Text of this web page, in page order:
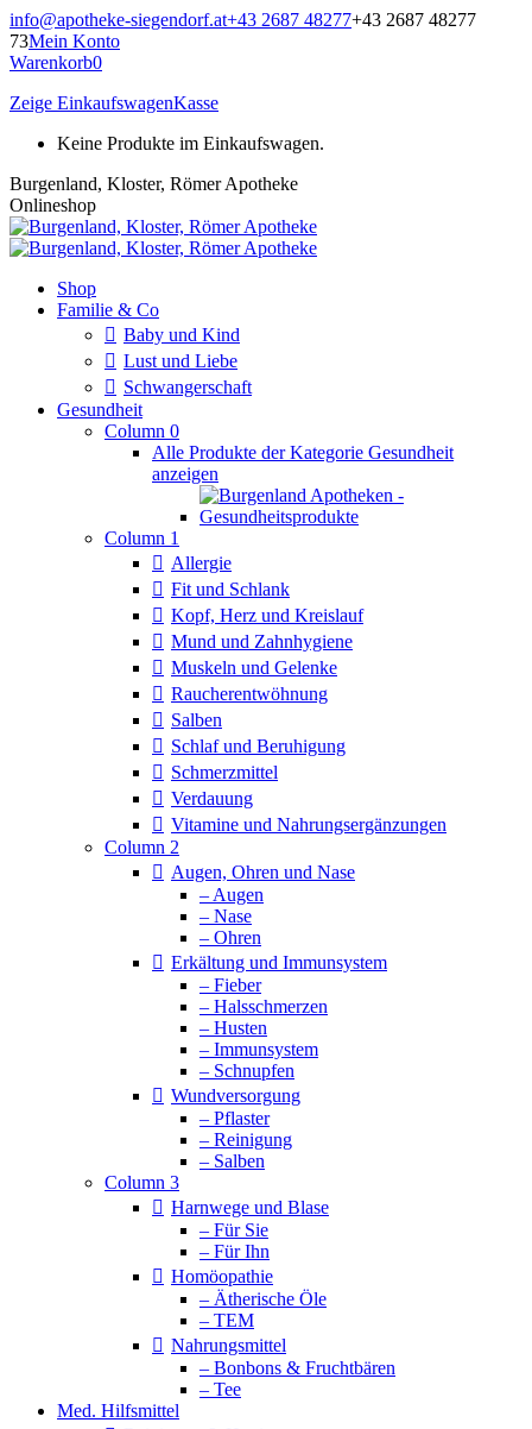
Zum
Inhalt
springen
info@apotheke-siegendorf.at+43 2687 48277+43 2687 48277
73Mein Konto
Warenkorb0
Zeige EinkaufswagenKasse
Keine Produkte im Einkaufswagen.
Burgenland, Kloster, Römer Apotheke
Onlineshop
Shop
Familie & Co
Baby und Kind
Lust und Liebe
Schwangerschaft
Gesundheit
Column 0
Alle Produkte der Kategorie Gesundheit
anzeigen
Column 1
Allergie
Fit und Schlank
Kopf, Herz und Kreislauf
Mund und Zahnhygiene
Muskeln und Gelenke
Raucherentwöhnung
Salben
Schlaf und Beruhigung
Schmerzmittel
Verdauung
Vitamine und Nahrungsergänzungen
Column 2
Augen, Ohren und Nase
– Augen
– Nase
– Ohren
Erkältung und Immunsystem
– Fieber
– Halsschmerzen
– Husten
– Immunsystem
– Schnupfen
Wundversorgung
– Pflaster
– Reinigung
– Salben
Column 3
Harnwege und Blase
– Für Sie
– Für Ihn
Homöopathie
– Ätherische Öle
– TEM
Nahrungsmittel
– Bonbons & Fruchtbären
– Tee
Med. Hilfsmittel